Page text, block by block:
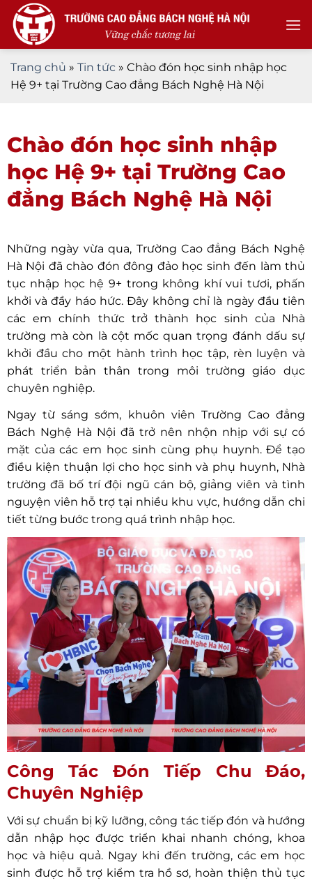
Skip
content
Trang chủ » Tin tức » Chào đón học sinh nhập học
Hệ 9+ tại Trường Cao đẳng Bách Nghệ Hà Nội
Chào đón học sinh nhập
học Hệ 9+ tại Trường Cao
đẳng Bách Nghệ Hà Nội
Những ngày vừa qua, Trường Cao đẳng Bách Nghệ
Hà Nội đã chào đón đông đảo học sinh đến làm thủ
tục nhập học hệ 9+ trong không khí vui tươi, phấn
khởi và đầy háo hức. Đây không chỉ là ngày đầu tiên
các em chính thức trở thành học sinh của Nhà
trường mà còn là cột mốc quan trọng đánh dấu sự
khởi đầu cho một hành trình học tập, rèn luyện và
phát triển bản thân trong môi trường giáo dục
chuyên nghiệp.
Ngay từ sáng sớm, khuôn viên Trường Cao đẳng
Bách Nghệ Hà Nội đã trở nên nhộn nhịp với sự có
mặt của các em học sinh cùng phụ huynh. Để tạo
điều kiện thuận lợi cho học sinh và phụ huynh, Nhà
trường đã bố trí đội ngũ cán bộ, giảng viên và tình
nguyện viên hỗ trợ tại nhiều khu vực, hướng dẫn chi
tiết từng bước trong quá trình nhập học.
Công Tác Đón Tiếp Chu Đáo,
Chuyên Nghiệp
Với sự chuẩn bị kỹ lưỡng, công tác tiếp đón và hướng
dẫn nhập học được triển khai nhanh chóng, khoa
học và hiệu quả. Ngay khi đến trường, các em học
sinh được hỗ trợ kiểm tra hồ sơ, hoàn thiện thủ tục